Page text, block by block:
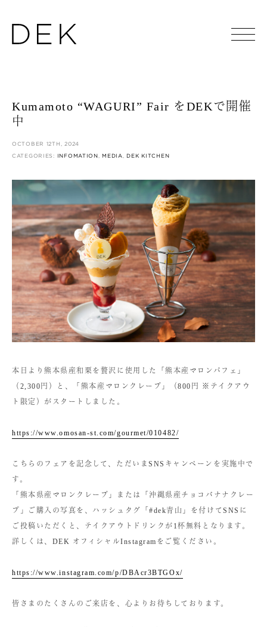
Kumamoto “WAGURI” Fair をDEKで開催
中
OCTOBER 12TH, 2024
CATEGORIES: INFOMATION ,MEDIA ,DEK KITCHEN
本日より熊本県産和栗を贅沢に使用した「熊本産マロンパフェ」
（2,300円）と、「熊本産マロンクレープ」（800円 ※テイクアウ
ト限定）がスタートしました。
https://www.omosan-st.com/gourmet/010482/
こちらのフェアを記念して、ただいまSNSキャンペーンを実施中で
す。
「熊本県産マロンクレープ」または「沖縄県産チョコバナナクレー
プ」ご購入の写真を、ハッシュタグ「#dek青山」を付けてSNSに
ご投稿いただくと、テイクアウトドリンクが1杯無料となります。
詳しくは、DEK オフィシャルInstagramをご覧ください。
https://www.instagram.com/p/DBAcr3BTGOx/
皆さまのたくさんのご来店を、心よりお待ちしております。